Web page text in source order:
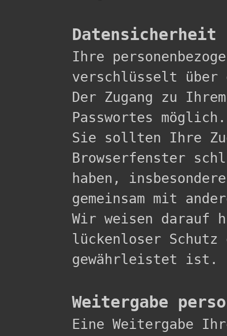
Datensicherheit
Ihre
verschlüsselt über
Der Zugang zu
Passwortes möglich.
Sie sollten Ihre
Browserfenster
haben,
gemeinsam mit
Wir weisen darauf
lückenloser
gewährleistet ist.
Weitergabe
Eine Weitergabe